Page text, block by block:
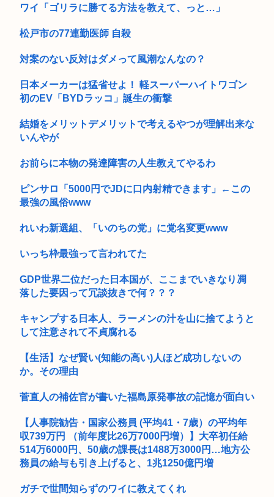
最近うんこめっちゃ細くて草
ナイフ犯人！警察官拳銃なしで現行犯逮捕www
歌手の松山千春さん（70）
【朗報】鈴木奈々、今が最も巨乳とのこと(画像あり)
ワイ「ゴリラに勝てる方法を教えて、っと…」
松戸市の77連勤医師 自殺
対案のない反対はダメって風潮なんなの？
日本メーカーは猛省せよ！ 軽スーパーハイトワゴン
初のEV「BYDラッコ」誕生の衝撃
結婚をメリットデメリットで考えるやつが理解出来な
いんやが
お前らに本物の発達障害の人生教えてやるわ
ピンサロ「5000円でJDに口内射精できます」←この
最強の風俗www
れいわ新選組、「いのちの党」に党名変更www
いっち枠最強って言われてた
GDP世界二位だった日本国が、ここまでいきなり凋
落した要因って冗談抜きで何？？？
キャンプする日本人、ラーメンの汁を山に捨てようと
して注意されて不貞腐れる
【生活】なぜ賢い(知能の高い)人ほど成功しないの
か。その理由
菅直人の補佐官が書いた福島原発事故の記憶が面白い
【人事院勧告・国家公務員 (平均41・7歳）の平均年
収739万円 （前年度比26万7000円増）】大卒初任給
514万6000円、50歳の課長は1488万3000円…地方公
務員の給与も引き上げると、1兆1250億円増
ガチで世間知らずのワイに教えてくれ